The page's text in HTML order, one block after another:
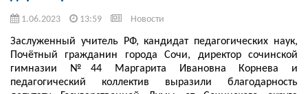
1.06.2023 13:59 Новости
Заслуженный учитель РФ, кандидат педагогических наук,
Почётный гражданин города Сочи, директор сочинской
гимназии №44 Маргарита Ивановна Корнева и
педагогический коллектив выразили благодарность